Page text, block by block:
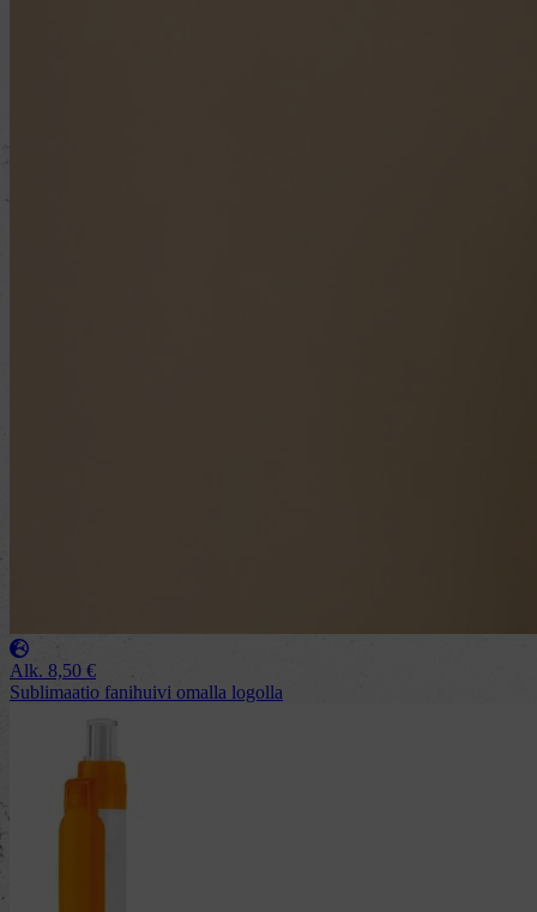
Alk. 8,50 €
Sublimaatio fanihuivi omalla logolla